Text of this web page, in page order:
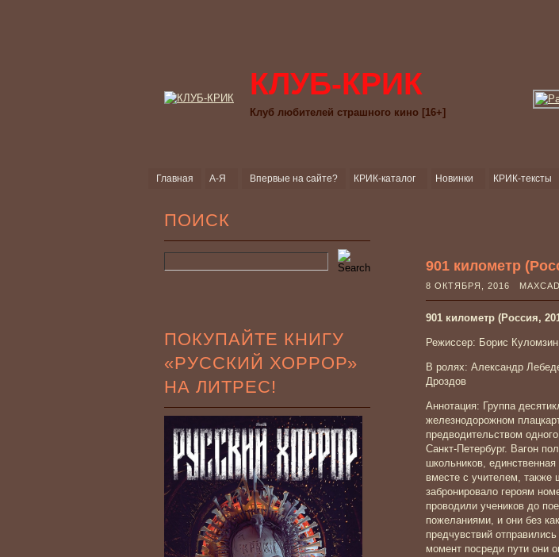
КЛУБ-КРИК
Клуб любителей страшного кино [16+]
Главная А-Я Впервые на сайте? КРИК-каталог Новинки КРИК-тексты
ПОИСК
ПОКУПАЙТЕ КНИГУ
«РУССКИЙ ХОРРОР»
НА ЛИТРЕС!
901 километр
8 ОКТЯБРЯ, 2016
901 километр (Россия,
Режиссер: Борис Куломзин
В ролях: Александр
Дроздов
Аннотация: Группа
железнодорожном
предводительством
Санкт-Петербург. Вагон
школьников,
вместе с учителем, также
забронировало героям
проводили учеников до
пожеланиями, и они без
предчувствий
момент посреди пути они